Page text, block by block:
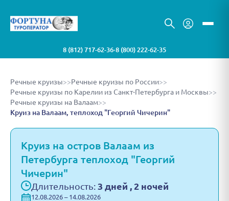
8 (812) 717-62-36•8 (800) 222-62-35
Речные круизы>>Речные круизы по России>>
Речные круизы по Карелии из Санкт-Петербурга и Москвы>>
Речные круизы на Валаам>>
Круиз на Валаам, теплоход "Георгий Чичерин"
Круиз на остров Валаам из
Петербурга теплоход "Георгий
Чичерин"
Длительность: 3 дней , 2 ночей
12.08.2026 – 14.08.2026